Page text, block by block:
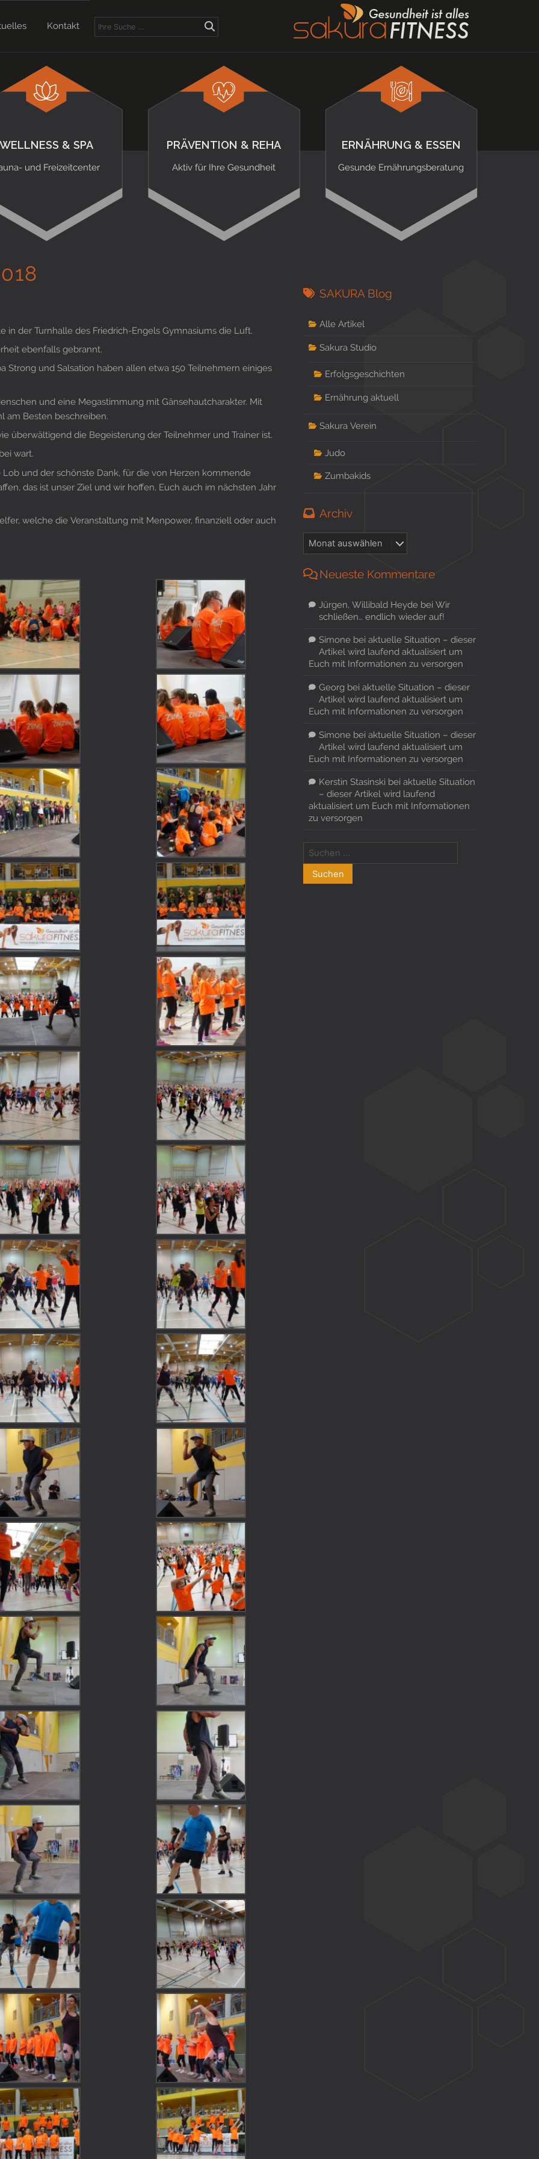
Kontakt
WELLNESS & SPA
und Freizeitcenter
PRÄVENTION & REHA
Aktiv für Ihre Gesundheit
ERNÄHRUNG & ESSEN
Gesunde Ernährungsberatung
in der Turnhalle des Friedrich-Engels Gymnasiums die Luft.
ebenfalls gebrannt.
Strong und Salsation haben allen etwa 150 Teilnehmern einiges
und eine Megastimmung mit Gänsehautcharakter. Mit
am Besten beschreiben.
überwältigend die Begeisterung der Teilnehmer und Trainer ist.
wart.
und der schönste Dank, für die von Herzen kommende
das ist unser Ziel und wir hoffen, Euch auch im nächsten Jahr
welche die Veranstaltung mit Menpower, finanziell oder auch
SAKURA Blog
Alle Artikel
Sakura Studio
Erfolgsgeschichten
Ernährung aktuell
Sakura Verein
Judo
Zumbakids
Archiv
Neueste Kommentare
Jürgen, Willibald Heydebei Wir
schließen… endlich wieder auf!
Simonebei aktuelle Situation – dieser
Artikel wird laufend aktualisiert um
Euch mit Informationen zu versorgen
Georg bei aktuelle Situation – dieser
Artikel wird laufend aktualisiert um
Euch mit Informationen zu versorgen
Simonebei aktuelle Situation – dieser
Artikel wird laufend aktualisiert um
Euch mit Informationen zu versorgen
Kerstin Stasinski bei aktuelle Situation
– dieser Artikel wird laufend
aktualisiert um Euch mit Informationen
zu versorgen